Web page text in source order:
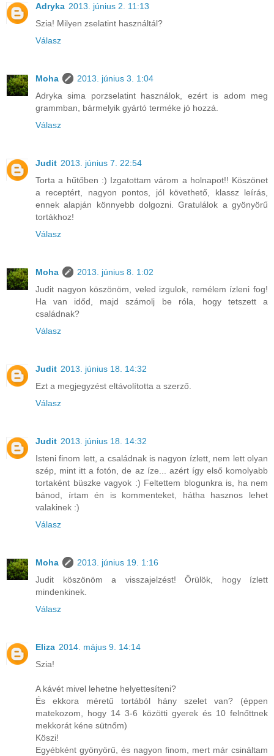
Adryka 2013. június 2. 11:13
Szia! Milyen zselatint használtál?
Válasz
Moha
2013. június 3. 1:04
Adryka sima porzselatint használok, ezért is adom meg
grammban, bármelyik gyártó terméke jó hozzá.
Válasz
Judit 2013. június 7. 22:54
Torta a hűtőben :) Izgatottam várom a holnapot!! Köszönet
a receptért, nagyon pontos, jól követhető, klassz leírás,
ennek alapján könnyebb dolgozni. Gratulálok a gyönyörű
tortákhoz!
Válasz
Moha
2013. június 8. 1:02
Judit nagyon köszönöm, veled izgulok, remélem ízleni fog!
Ha van időd, majd számolj be róla, hogy tetszett a
családnak?
Válasz
Judit 2013. június 18. 14:32
Ezt a megjegyzést eltávolította a szerző.
Válasz
Judit 2013. június 18. 14:32
Isteni finom lett, a családnak is nagyon ízlett, nem lett olyan
szép, mint itt a fotón, de az íze... azért így első komolyabb
tortaként büszke vagyok :) Feltettem blogunkra is, ha nem
bánod, írtam én is kommenteket, hátha hasznos lehet
valakinek :)
Válasz
Moha
2013. június 19. 1:16
Judit köszönöm a visszajelzést! Örülök, hogy ízlett
mindenkinek.
Válasz
Eliza 2014. május 9. 14:14
Szia!
A kávét mivel lehetne helyettesíteni?
És ekkora méretű tortából hány szelet van? (éppen
matekozom, hogy 14 3-6 közötti gyerek és 10 felnőttnek
mekkorát kéne sütnőm)
Köszi!
Egyébként gyönyörű, és nagyon finom, mert már csináltam